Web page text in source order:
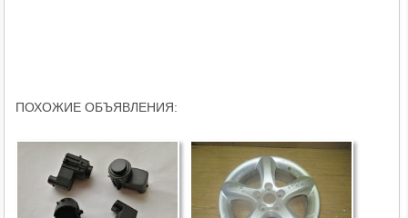
ПОХОЖИЕ ОБЪЯВЛЕНИЯ: